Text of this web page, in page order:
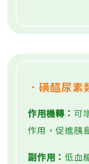
．磺醯尿素
作用機轉： 可
作用，促進胰
副作用： 低血